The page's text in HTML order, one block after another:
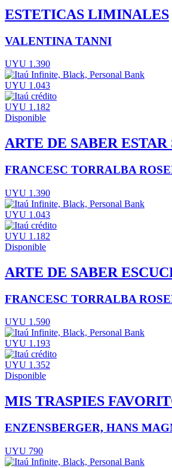
ESTETICAS LIMINALES
VALENTINA TANNI
UYU 1.390
UYU 1.043
UYU 1.182
Disponible
ARTE DE SABER ESTAR
FRANCESC TORRALBA
UYU 1.390
UYU 1.043
UYU 1.182
Disponible
ARTE DE SABER
FRANCESC TORRALBA
UYU 1.590
UYU 1.193
UYU 1.352
Disponible
MIS TRASPIES
ENZENSBERGER, HANS
UYU 790